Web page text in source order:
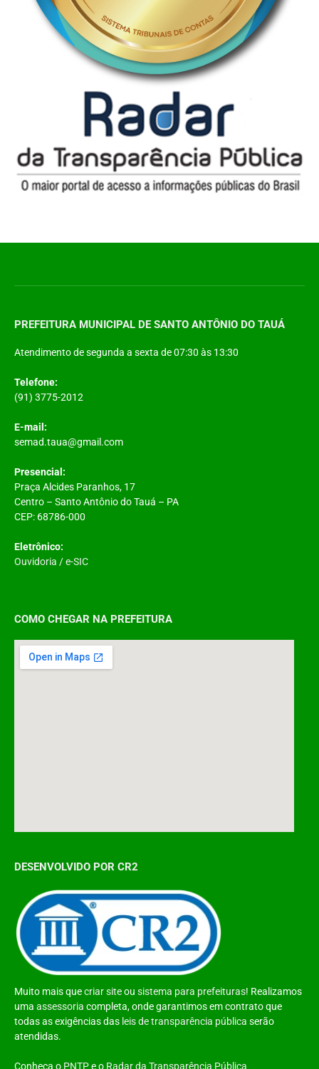
PREFEITURA MUNICIPAL DE SANTO ANTÔNIO DO TAUÁ
Atendimento de segunda a sexta de 07:30 às 13:30
Telefone:
(91) 3775-2012
E-mail:
semad.taua@gmail.com
Presencial:
Praça Alcides Paranhos, 17
Centro – Santo Antônio do Tauá – PA
CEP: 68786-000
Eletrônico:
Ouvidoria /e-SIC
COMO CHEGAR NA PREFEITURA
DESENVOLVIDO POR CR2
Muito mais quecriar siteou sistema para prefeituras! Realizamos
uma assessoria completa, onde garantimos em contrato que
todas as exigências das leis de transparência pública serão
atendidas.
Conheça o PNTPe o Radar da Transparência Pública